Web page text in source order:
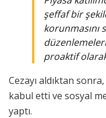
şeffaf bir
korunmasını
proaktif
Cezayı aldıktan
kabul etti ve sosyal
yaptı.